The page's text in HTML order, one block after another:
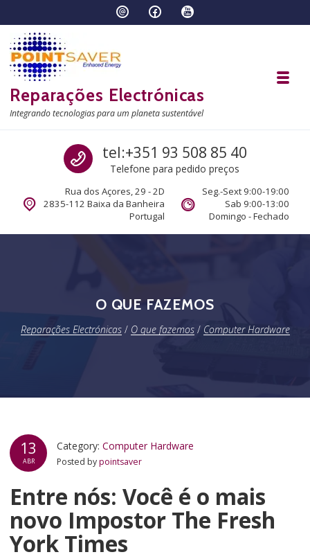
Reparações Electrónicas
Integrando tecnologias para um planeta sustentável
Call us
tel:+351 93 508 85 40
Telefone para pedido preços
Rua dos Açores, 29 - 2D
2835-112 Baixa da Banheira
Portugal
Seg.-Sext 9:00-19:00
Sab 9:00-13:00
Domingo - Fechado
O QUE FAZEMOS
Reparações Electrónicas/ O que fazemos/ Computer Hardware
13
ABR
Category:Computer Hardware
Posted bypointsaver
Entre nós: Você é o mais
novo Impostor The Fresh
York Times